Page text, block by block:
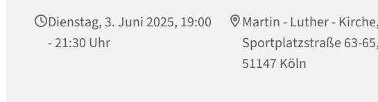
Dienstag, 3. Juni 2025, 19:00
- 21:30 Uhr
Martin - Luther -
Sportplatzstraße 63-
51147 Köln